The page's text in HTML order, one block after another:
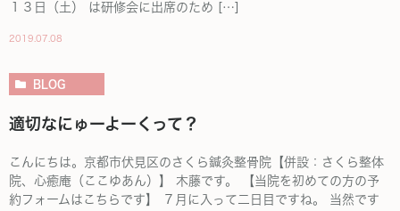
１３日（土） は研修会に出席のため […]
2019.07.08
BLOG
適切なにゅーよーくって？
こんにちは。京都市伏見区のさくら鍼灸整骨院【併設：さくら整体
院、心癒庵（ここゆあん）】 木藤です。 【当院を初めての方の予
約フォームはこちらです】 ７月に入って二日目ですね。 当然です